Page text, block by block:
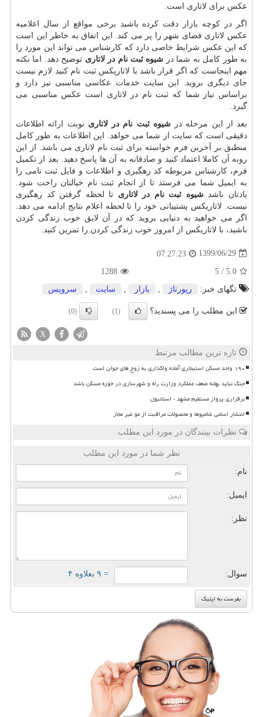
عکس برای لاتاری است.
اگر در کوچه بازار دقت کرده باشید برخی مواقع از سال اعلامیه
عکس لاتاری فضای شهر را پر می کند. این اتفاق به خاطر این است
که این عکس شرایط خاصی دارد که کارشناس می تواند این مورد را
به طور کامل به شما در شیوه ثبت نام در لاتاری توضیح دهد. اما نکته
مهم اینجاست که اگر قرار باشد با لاتاریکس ثبت نام کنید لازم نیست
جای دیگری بروید. این سایت خدمات عکاسی مناسبی نیز دارد و
براساس نیاز شما که ثبت نام در لاتاری است عکس مناسبی می
گیرد.
بعد از این مرحله درشیوه ثبت نام در لاتاری نوبت ارائه اطلاعات
دقیقی است که سایت از شما می خواهد. این اطلاعات به طور کامل
منطبق بر آخرین فرم خواسته برای ثبت نام لاتاری می باشد. از این
روبه آن کاملا اعتماد کنید و صادقانه به آن ها پاسخ دهید. بعد از تکمیل
فرم، کارشناس مربوطه کد رهگیری و اطلاعات و فایل ثبت نامی را
به ایمیل شما می فرستد تا از انجام ثبت نام خیالتان راحت شود.
یادتان باشدشیوه ثبت نام در لاتاری تا لحظه گرفتن کد رهگیری
نیست. لاتاریکس پشتیبانی خود را تا لحظه اعلام نتایج ادامه می دهد.
اگر می خواهید به دنیایی بروید که در آن لایق خوب زندگی کردن
باشید، با لاتاریکس از امروز خوب زندگی کردن را تمرین کنید.
1399/06/29
07:27:23
5.0
/
5
1288
تگهای خبر:
رپورتاژ بازار سایت سرویس
این مطلب را می پسندید؟ (1)
(0)
X
تازه ترین مطالب مرتبط
۱۹۰ واحد مسکن استیجاری آماده واگذاری به زوج های جوان است
جنگ نباید بهانه ضعف عملکرد وزارت راه و شهرسازی در حوزه مسکن باشد
برقراری پرواز مستقیم مشهد - استانبول
انتشار اسامی شامپوها و محصولات مراقبت از مو غیر مجاز
نظرات بینندگان در مورد این مطلب
نظر شما در مورد این مطلب
نام:
ایمیل:
نظر:
سوال: = ۹ بعلاوه ۴